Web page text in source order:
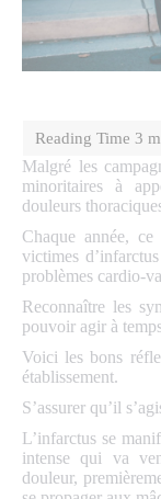
Malgré les
minoritaires à
douleurs
Chaque année,
victimes
problèmes cardio-
Reconnaître les
pouvoir agir à
Voici les bons
établissement.
S’assurer qu’il
L’infarctus se
intense qui va
douleur,